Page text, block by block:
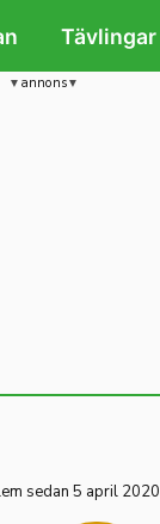
Tävlingar
annons
sedan 5 april 2020